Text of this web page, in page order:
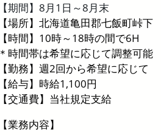
【期間】8月1日～8月末
【場所】北海道亀田郡七飯町峠下
【時間】10時～18時の間で6H
＊時間帯は希望に応じて調整可能
【勤務】週2回から希望に応じて
【給与】時給1,100円
【交通費】当社規定支給
【業務内容】